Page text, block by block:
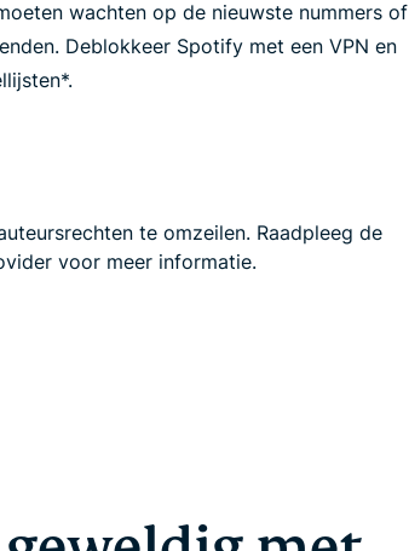
wachten op de nieuwste nummers of
Deblokkeer Spotify met een VPN en
te omzeilen. Raadpleeg de
voor meer informatie.